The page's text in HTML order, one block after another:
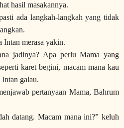
hasil masakannya.
ada langkah-langkah yang tidak
Intan merasa yakin.
jadinya? Apa perlu Mama yang
karet begini, macam mana kau
galau.
pertanyaan Mama, Bahrum
datang. Macam mana ini?” keluh